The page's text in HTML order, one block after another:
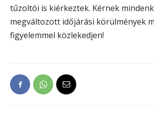
tűzoltói is kiérkeztek. Kérnek
megváltozott időjárási körülmények
figyelemmel közlekedjen!